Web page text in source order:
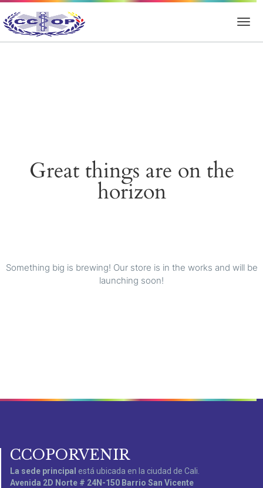
Great things are on the
horizon
Something big is brewing! Our store is in the works and will be
launching soon!
CCOPORVENIR
La sede principal está ubicada en la ciudad de Cali.
Avenida 2D Norte # 24N-150 Barrio San Vicente